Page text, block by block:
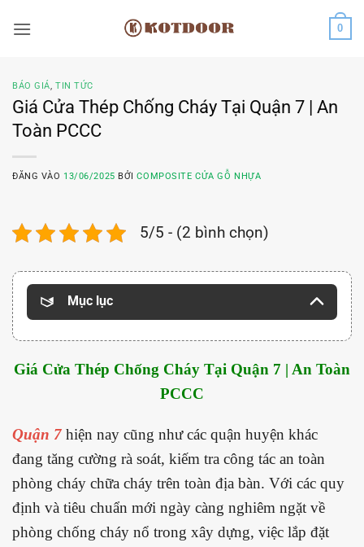
qua
0
BÁO GIÁ,TIN TỨC
Giá Cửa Thép Chống Cháy Tại Quận 7 | An
Toàn PCCC
ĐĂNG VÀO 13/06/2025 BỞICOMPOSITE CỬA GỖ NHỰA
5/5 - (2 bình chọn)
Mục lục
Giá Cửa Thép Chống Cháy Tại Quận 7 | An Toàn
PCCC
Quận 7 hiện nay cũng như các quận huyện khác
đang tăng cường rà soát, kiếm tra công tác an toàn
phòng cháy chữa cháy trên toàn địa bàn. Với các quy
định và tiêu chuẩn mới ngày càng nghiêm ngặt về
phòng chống cháy nổ trong xây dựng, việc lắp đặt